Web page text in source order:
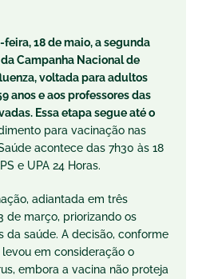
18 de maio, a segunda
Campanha Nacional de
voltada para adultos
anos e aos professores das
Essa etapa segue até o
para vacinação nas
acontece das 7h30 às 18
e UPA 24 Horas.
adiantada em três
de março, priorizando os
da saúde. A decisão, conforme
em consideração o
embora a vacina não proteja